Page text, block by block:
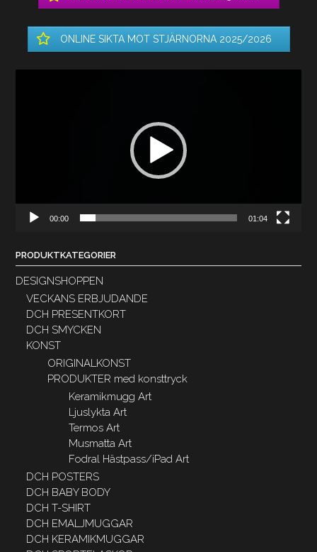
ONLINE SIKTA MOT STJÄRNORNA 2025/2026
00:00 01:04
PRODUKTKATEGORIER
DESIGNSHOPPEN
VECKANS ERBJUDANDE
DCH PRESENTKORT
DCH SMYCKEN
KONST
ORIGINALKONST
PRODUKTER med konsttryck
Keramikmugg Art
Ljuslykta Art
Termos Art
Musmatta Art
Fodral Hästpass/iPad Art
DCH POSTERS
DCH BABY BODY
DCH T-SHIRT
DCH EMALJMUGGAR
DCH KERAMIKMUGGAR